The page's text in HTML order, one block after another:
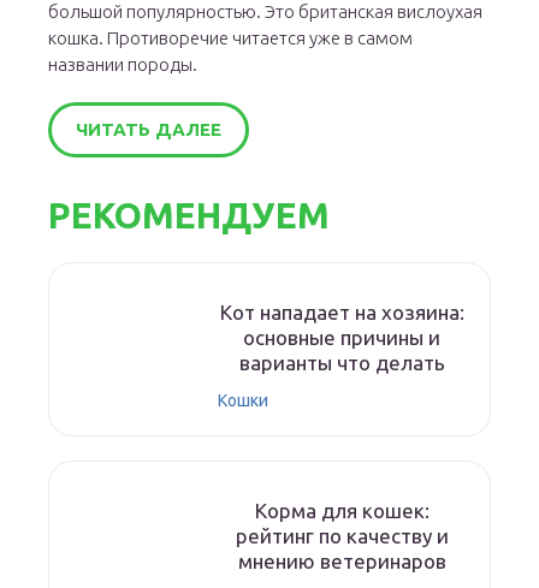
большой популярностью. Это британская вислоухая
кошка. Противоречие читается уже в самом
названии породы.
ЧИТАТЬ ДАЛЕЕ
РЕКОМЕНДУЕМ
Кот нападает на хозяина:
основные причины и
варианты что делать
Кошки
Корма для кошек:
рейтинг по качеству и
мнению ветеринаров